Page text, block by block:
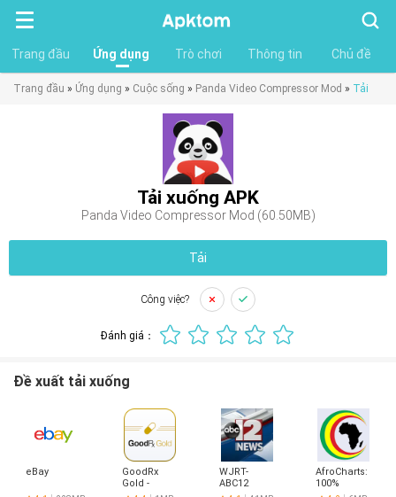
Tìm
kiếm
Trang đầu
Ứng dụng Trò chơi Thông tin Chủ đề
Trang đầu » Ứng dụng » Cuộc sống » Panda Video Compressor Mod » Tải
Tải xuống APK
Panda Video Compressor Mod (60.50MB)
Tải
Công việc?
Đánh giá：
Đề xuất tải xuống
eBay
GoodRx
Gold -
WJRT-
ABC12
AfroCharts:
100%